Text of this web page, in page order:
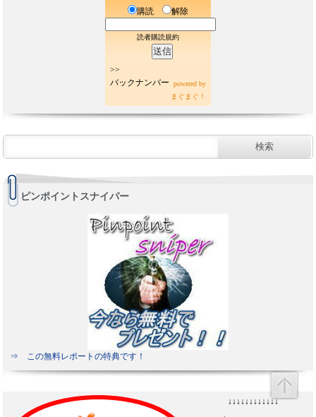
購読 解除
読者購読規約
>>
バックナンバー
powered by
まぐまぐ！
ピンポイントスナイパー
⇒ この無料レポートの特典です！
↓↓↓↓↓↓↓↓↓↓↓↓